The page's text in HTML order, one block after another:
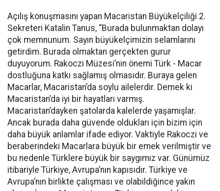
Açılış konuşmasını yapan Macaristan Büyükelçiliği 2.
Sekreteri Katalin Tanus, “Burada bulunmaktan dolayı
çok memnunum. Sayın büyükelçimizin selamlarını
getirdim. Burada olmaktan gerçekten gurur
duyuyorum. Rakoczi Müzesi’nin önemi Türk - Macar
dostluğuna katkı sağlamış olmasıdır. Buraya gelen
Macarlar, Macaristan’da soylu ailelerdir. Demek ki
Macaristan’da iyi bir hayatları varmış.
Macaristan’dayken şatolarda kalelerde yaşamışlar.
Ancak burada daha güvende oldukları için bizim için
daha büyük anlamlar ifade ediyor. Vaktiyle Rakoczi ve
beraberindeki Macarlara büyük bir emek verilmiştir ve
bu nedenle Türklere büyük bir saygımız var. Günümüz
itibariyle Türkiye, Avrupa’nın kapısıdır. Türkiye ve
Avrupa’nın birlikte çalışması ve olabildiğince yakın